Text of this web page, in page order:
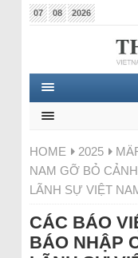
07 08 2026
HOME 2025
NAM GỠ BỎ
LÃNH SỰ VIỆT
CÁC BÁO
BÁO NHẬP